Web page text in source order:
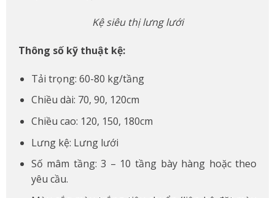
Kệ siêu thị lưng lưới
Thông số kỹ thuật kệ:
Tải trọng: 60-80 kg/tầng
Chiều dài: 70, 90, 120cm
Chiều cao: 120, 150, 180cm
Lưng kệ: Lưng lưới
Số mâm tầng: 3 – 10 tầng bày hàng hoặc theo
yêu cầu.